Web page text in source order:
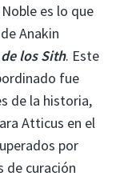
es lo que
Anakin
los Sith. Este
fue
de la historia,
Atticus en el
por
de curación